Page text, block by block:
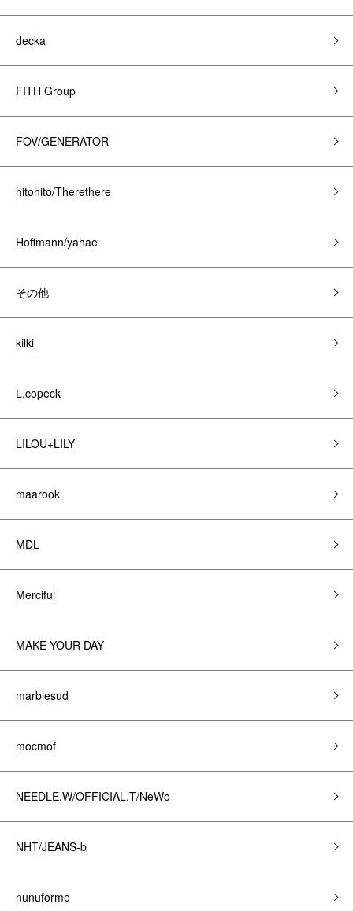
decka
FITH Group
FOV/GENERATOR
hitohito/Therethere
Hoffmann/yahae
その他
kilki
L.copeck
LILOU+LILY
maarook
MDL
Merciful
MAKE YOUR DAY
marblesud
mocmof
NEEDLE.W/OFFICIAL.T/NeWo
NHT/JEANS-b
nunuforme